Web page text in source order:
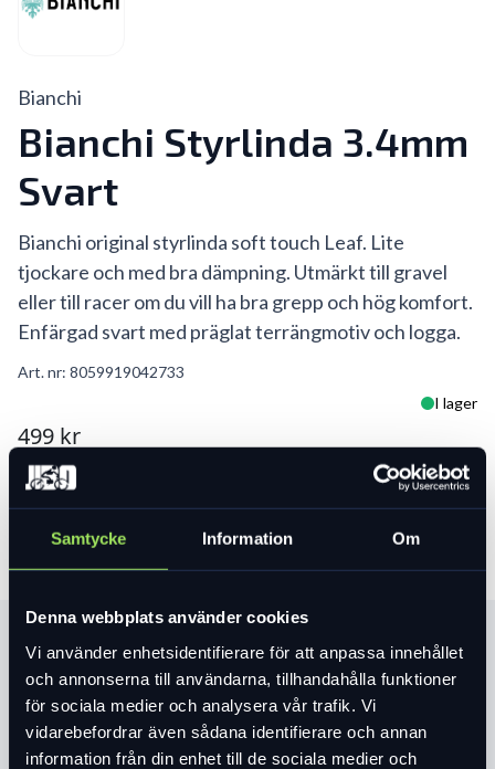
Samtycke Information Om
Denna webbplats använder cookies
Vi använder enhetsidentifierare för att anpassa innehållet
och annonserna till användarna, tillhandahålla funktioner
för sociala medier och analysera vår trafik. Vi
vidarebefordrar även sådana identifierare och annan
information från din enhet till de sociala medier och
Bianchi
Bianchi Styrlinda 3.4mm
Svart
Bianchi original styrlinda soft touch Leaf. Lite
tjockare och med bra dämpning. Utmärkt till gravel
eller till racer om du vill ha bra grepp och hög komfort.
Enfärgad svart med präglat terrängmotiv och logga.
Art. nr: 8059919042733
I lager
499 kr
Produktinformation
Läs merexpand_more